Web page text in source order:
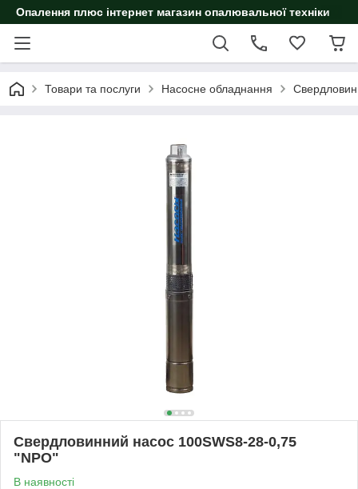
Опалення плюс інтернет магазин опалювальної техніки
Товари та послуги Насосне обладнання
Свердловинний насос 100SWS8-28-0,75
"NPO"
В наявності